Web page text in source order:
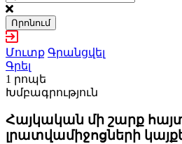
Որոնում
Մուտք Գրանցվել
Գրել
1 րոպե
Խմբագրություն
Հայկական մի շարք
լրատվամիջոցների